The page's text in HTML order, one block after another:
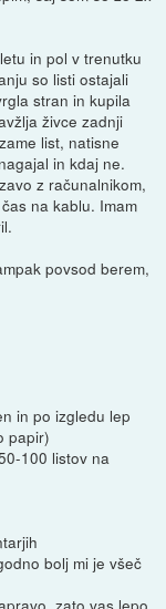
in pol v trenutku
so listi ostajali
stran in kupila
živce zadnji
list, natisne
in kdaj ne.
z računalnikom,
na kablu. Imam
povsod berem,
in po izgledu lep
papir)
100 listov na
bolj mi je všeč
zato vas lepo